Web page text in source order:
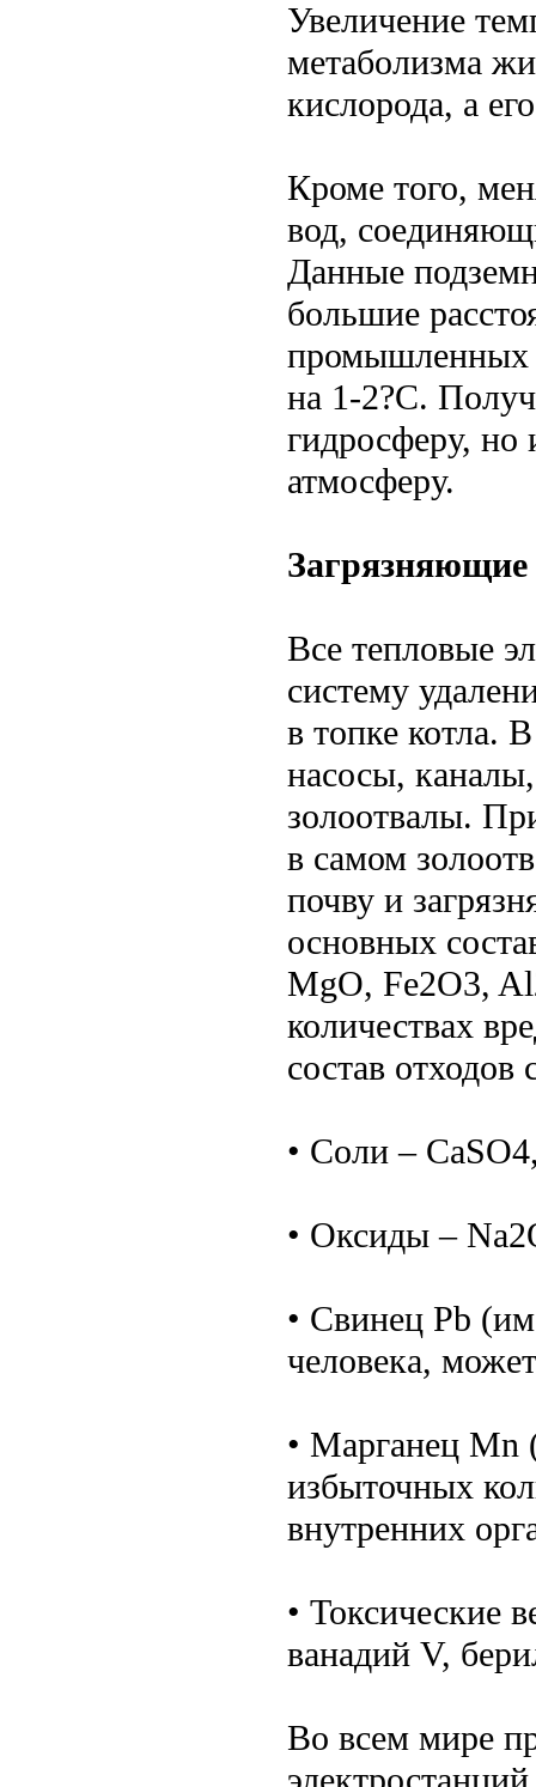
Увеличение
метаболизма
кислорода, а
Кроме того,
вод,
Данные
большие
промышленных
на 1-2?С.
гидросферу,
атмосферу.
Все тепловые
систему
в топке котла.
насосы,
золоотвалы.
в самом
почву и
основных
MgO, Fe2O3,
количествах
состав отходов
• Соли –
• Оксиды –
• Свинец Pb
человека,
• Марганец Mn
избыточных
внутренних
• Токсические
ванадий V,
Во всем мире